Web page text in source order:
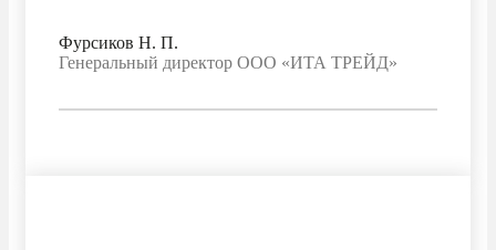
Фурсиков Н. П.
Генеральный директор ООО «ИТА ТРЕЙД»